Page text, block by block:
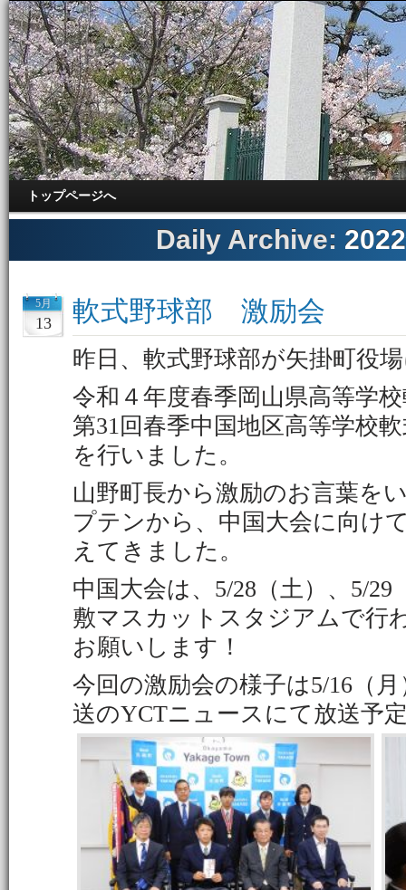
トップページへ
Daily Archive:
5月
13 軟式野球部 激励会
昨日、軟式野球部が矢掛町役
令和４年度春季岡山県高等学
第31回春季中国地区高等学校
を行いました。
山野町長から激励のお言葉を
プテンから、中国大会に向け
えてきました。
中国大会は、5/28（土）、5/29
敷マスカットスタジアムで行
お願いします！
今回の激励会の様子は5/16（
送のYCTニュースにて放送予